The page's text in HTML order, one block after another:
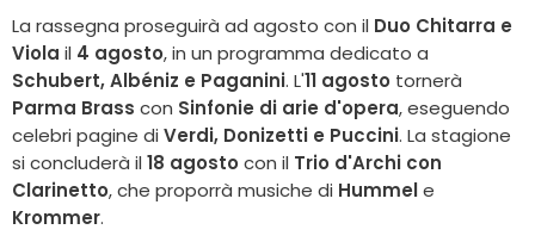
La rassegna proseguirà ad agosto con il Duo Chitarra e
Viola il 4 agosto, in un programma dedicato a
Schubert, Albéniz e Paganini. L'11 agosto tornerà
Parma Brass con Sinfonie di arie d'opera, eseguendo
celebri pagine di Verdi, Donizetti e Puccini. La stagione
si concluderà il 18 agosto con il Trio d'Archi con
Clarinetto, che proporrà musiche di Hummele
Krommer.